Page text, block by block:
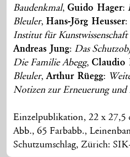
Baudenkmal,Guido Hager:
Bleuler,Hans-Jörg Heusser:
Institut für
Andreas Jung: Das
Die Familie Abegg,Claudio
Bleuler,Arthur Rüegg:
Notizen zur Erneuerung
Einzelpublikation, 22 x 27,5
Abb., 65 Farbabb.,
Schutzumschlag, Zürich: